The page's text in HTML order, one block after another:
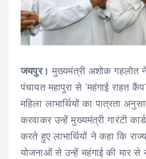
जयपुर। मुख्यमंत्री अशोक गहलोत
पंचायत महापुरा से ‘महंगाई राहत
महिला लाभार्थियों का पात्रता
करवाकर उन्हें मुख्यमंत्री गारंटी
करते हुए लाभार्थियों ने कहा कि
योजनाओं से उन्हें महंगाई की मार